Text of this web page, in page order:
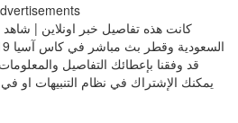
كانت هذه تفاصيل خبر اونلاين |
قد وفقنا بإعطائك التفاصيل
يمكنك الإشتراك في نظام التنبيهات او في